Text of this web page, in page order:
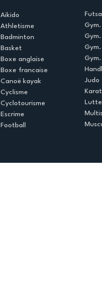
Aikido
Athletisme
Badminton
Basket
Boxe anglaise
Boxe francaise
Canoë kayak
Cyclisme
Cyclotourisme
Escrime
Football
Judo
Lutte